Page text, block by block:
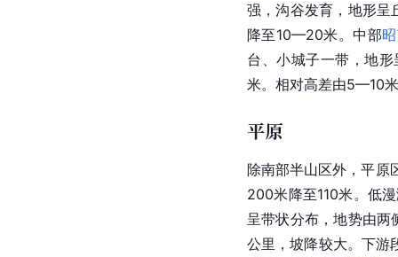
强，沟谷发育，地形
降至10—20米。中部
台、小城子一带，地
米。相对高差由5—10
平原
除南部半山区外，平原
200米降至110米。低
呈带状分布，地势由两
公里，坡降较大。下